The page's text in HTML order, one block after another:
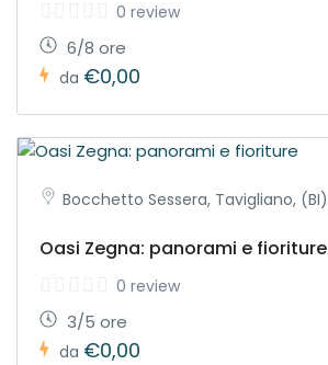
0 review
6/8 ore
da €0,00
Bocchetto Sessera, Tavigliano, (BI)
Oasi Zegna: panorami e fioriture
0 review
3/5 ore
da €0,00